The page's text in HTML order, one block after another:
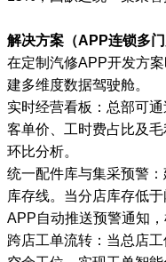
解决方案（APP连锁多
在定制汽修APP开发方
建多维度数据驾驶舱。
实时经营看板：总部可
客单价、工时费占比及
环比分析。
统一配件库与集采预警
库存线。当分店库存低
APP自动推送预警通知，
跨店工单流转：当总店